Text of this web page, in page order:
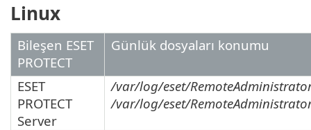
Linux
Bileşen ESET
PROTECT
Günlük dosyaları konumu
ESET
PROTECT
Server
/var/log/eset/
/var/log/eset/